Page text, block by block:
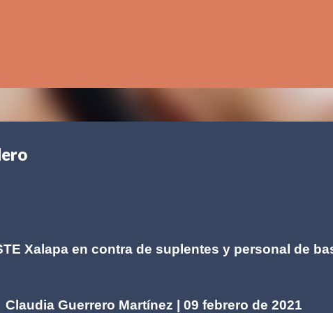
Xalapa en contra de suplentes y personal de
Martínez | 09 febrero de 2021